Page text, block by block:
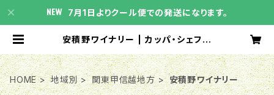
7月1日よりクール便での発送になります。
安積野ワイナリー | カッパ・シェフの
HOME 地域別 関東甲信越地方 安積野ワイナリー